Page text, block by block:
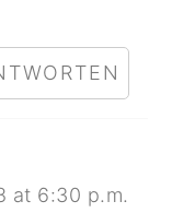
at 6:30 p.m.